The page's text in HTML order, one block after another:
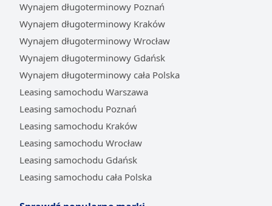
Wynajem długoterminowy Poznań
Wynajem długoterminowy Kraków
Wynajem długoterminowy Wrocław
Wynajem długoterminowy Gdańsk
Wynajem długoterminowy cała Polska
Leasing samochodu Warszawa
Leasing samochodu Poznań
Leasing samochodu Kraków
Leasing samochodu Wrocław
Leasing samochodu Gdańsk
Leasing samochodu cała Polska